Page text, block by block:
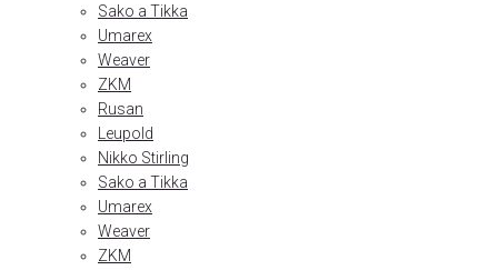
Sako a Tikka
Umarex
Weaver
ZKM
Rusan
Leupold
Nikko Stirling
Sako a Tikka
Umarex
Weaver
ZKM